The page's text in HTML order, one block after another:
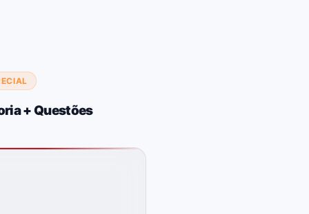
+ Questões